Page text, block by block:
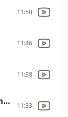
11:50
11:46
11:38
Why Have You Done (Original Mix) 11:33